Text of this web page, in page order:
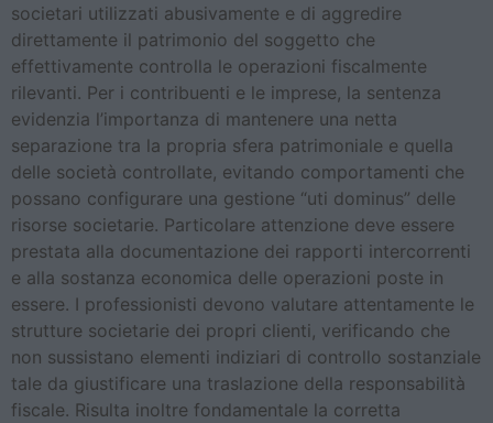
societari utilizzati abusivamente e di aggredire
direttamente il patrimonio del soggetto che
effettivamente controlla le operazioni fiscalmente
rilevanti. Per i contribuenti e le imprese, la sentenza
evidenzia l’importanza di mantenere una netta
separazione tra la propria sfera patrimoniale e quella
delle società controllate, evitando comportamenti che
possano configurare una gestione “uti dominus” delle
risorse societarie. Particolare attenzione deve essere
prestata alla documentazione dei rapporti intercorrenti
e alla sostanza economica delle operazioni poste in
essere. I professionisti devono valutare attentamente le
strutture societarie dei propri clienti, verificando che
non sussistano elementi indiziari di controllo sostanziale
tale da giustificare una traslazione della responsabilità
fiscale. Risulta inoltre fondamentale la corretta